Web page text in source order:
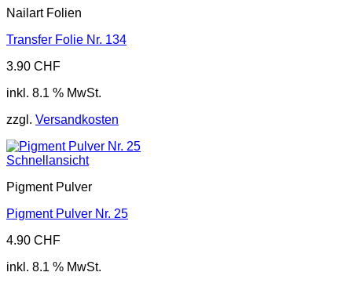
Nailart Folien
Transfer Folie Nr. 134
3.90 CHF
inkl. 8.1 % MwSt.
zzgl. Versandkosten
Schnellansicht
Pigment Pulver
Pigment Pulver Nr. 25
4.90 CHF
inkl. 8.1 % MwSt.